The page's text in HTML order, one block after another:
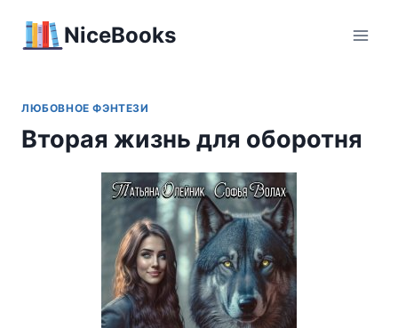
NiceBooks
ЛЮБОВНОЕ ФЭНТЕЗИ
Вторая жизнь для оборотня